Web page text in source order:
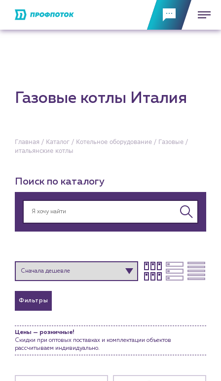
Газовые котлы Италия
Главная Каталог Котельное оборудование
Газовые
итальянские котлы
Поиск по каталогу
Фильтры
Цены — розничные!
Скидки при оптовых поставках и комплектации объектов
рассчитываем индивидуально.